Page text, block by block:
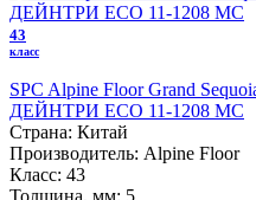
43
класс
SPC Alpine Floor Grand
ДЕЙНТРИ ECO 11-1208 MC
Страна: Китай
Производитель: Alpine Floor
Класс: 43
Толщина, мм: 5